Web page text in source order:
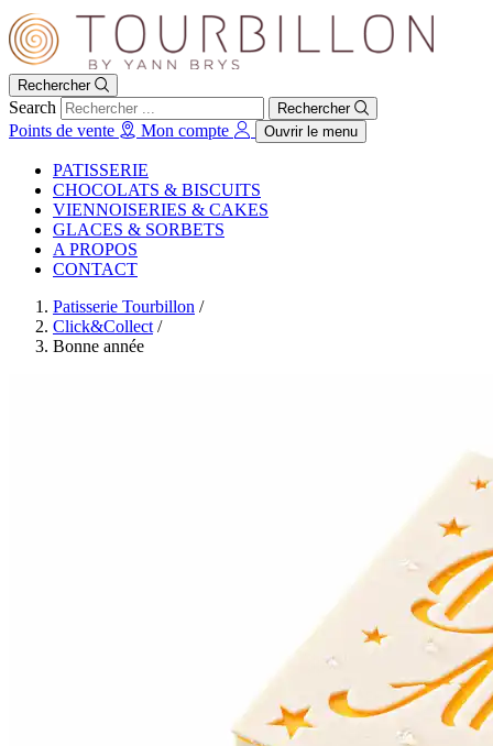
Rechercher
Search Rechercher
Points de vente Mon compte Ouvrir le menu
PATISSERIE
CHOCOLATS & BISCUITS
VIENNOISERIES & CAKES
GLACES & SORBETS
A PROPOS
CONTACT
Patisserie Tourbillon /
Click&Collect /
Bonne année